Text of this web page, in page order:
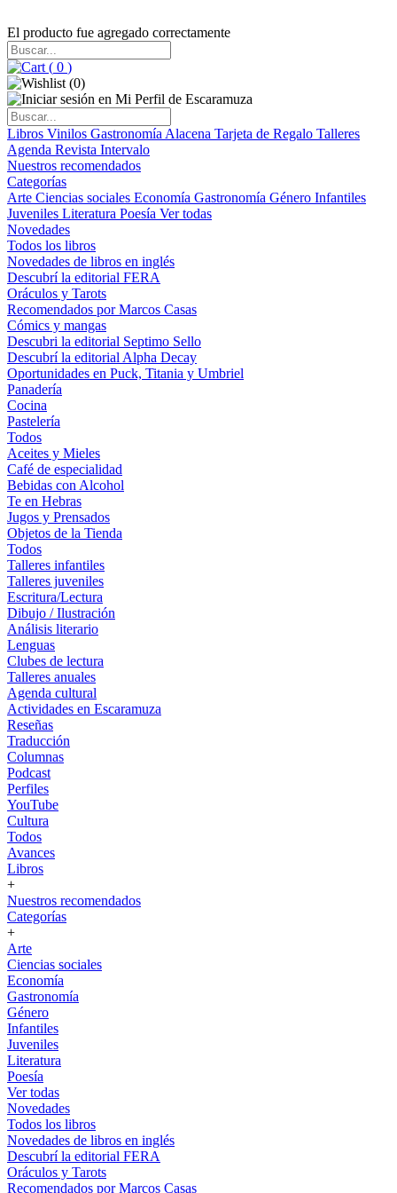
El producto fue agregado correctamente
( 0 )
(0)
Libros Vinilos Gastronomía Alacena Tarjeta de Regalo Talleres
Agenda Revista Intervalo
Nuestros recomendados
Categorías
Arte Ciencias sociales Economía Gastronomía Género Infantiles
Juveniles Literatura Poesía Ver todas
Novedades
Todos los libros
Novedades de libros en inglés
Descubrí la editorial FERA
Oráculos y Tarots
Recomendados por Marcos Casas
Cómics y mangas
Descubri la editorial Septimo Sello
Descubrí la editorial Alpha Decay
Oportunidades en Puck, Titania y Umbriel
Panadería
Cocina
Pastelería
Todos
Aceites y Mieles
Café de especialidad
Bebidas con Alcohol
Te en Hebras
Jugos y Prensados
Objetos de la Tienda
Todos
Talleres infantiles
Talleres juveniles
Escritura/Lectura
Dibujo / Ilustración
Análisis literario
Lenguas
Clubes de lectura
Talleres anuales
Agenda cultural
Actividades en Escaramuza
Reseñas
Traducción
Columnas
Podcast
Perfiles
YouTube
Cultura
Todos
Avances
Libros
+
Nuestros recomendados
Categorías
+
Arte
Ciencias sociales
Economía
Gastronomía
Género
Infantiles
Juveniles
Literatura
Poesía
Ver todas
Novedades
Todos los libros
Novedades de libros en inglés
Descubrí la editorial FERA
Oráculos y Tarots
Recomendados por Marcos Casas